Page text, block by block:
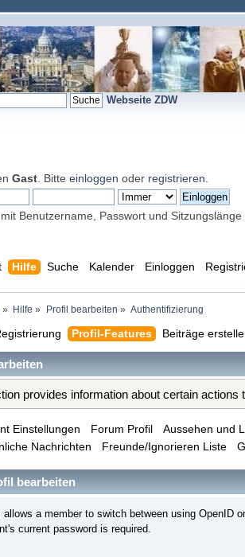
Webseite ZDW
Gast . Bitte einloggen oder registrieren
Benutzername, Passwort und Sitzungslänge
Hilfe Suche Kalender Einloggen
» Hilfe » Profil bearbeiten » Authentifizierung
Profil-Features Beiträge
provides information about certain
Einstellungen Forum Profil
Aussehen und
Nachrichten
Freunde/Ignorieren Liste
bearbeiten
allows a member to switch between using OpenID
current password is required.